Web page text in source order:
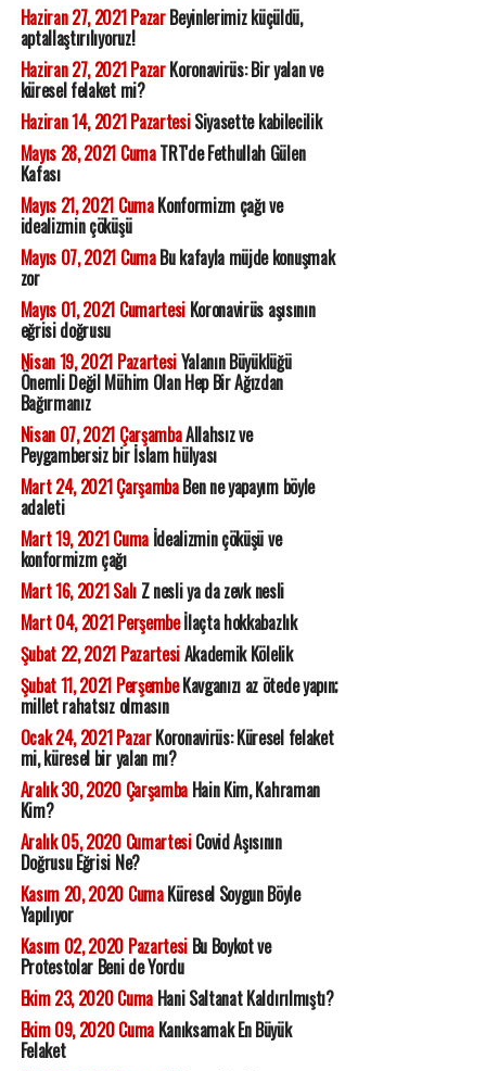
Haziran 27, 2021 PazarBeyinlerimiz küçüldü,
aptallaştırılıyoruz!
Haziran 27, 2021 PazarKoronavirüs: Bir yalan ve
küresel felaket mi?
Haziran 14, 2021 PazartesiSiyasette kabilecilik
Mayıs 28, 2021 CumaTRT'de Fethullah Gülen
Kafası
Mayıs 21, 2021 CumaKonformizm çağı ve
idealizmin çöküşü
Mayıs 07, 2021 CumaBu kafayla müjde konuşmak
zor
Mayıs 01, 2021 CumartesiKoronavirüs aşısının
eğrisi doğrusu
Nisan 19, 2021 PazartesiYalanın Büyüklüğü
Önemli Değil Mühim Olan Hep Bir Ağızdan
Bağırmanız
Nisan 07, 2021 ÇarşambaAllahsız ve
Peygambersiz bir İslam hülyası
Mart 24, 2021 ÇarşambaBen ne yapayım böyle
adaleti
Mart 19, 2021 Cumaİdealizmin çöküşü ve
konformizm çağı
Mart 16, 2021 SalıZ nesli ya da zevk nesli
Mart 04, 2021 Perşembeİlaçta hokkabazlık
Şubat 22, 2021 PazartesiAkademik Kölelik
Şubat 11, 2021 PerşembeKavganızı az ötede yapın;
millet rahatsız olmasın
Ocak 24, 2021 PazarKoronavirüs: Küresel felaket
mi, küresel bir yalan mı?
Aralık 30, 2020 ÇarşambaHain Kim, Kahraman
Kim?
Aralık 05, 2020 CumartesiCovid Aşısının
Doğrusu Eğrisi Ne?
Kasım 20, 2020 CumaKüresel Soygun Böyle
Yapılıyor
Kasım 02, 2020 PazartesiBu Boykot ve
Protestolar Beni de Yordu
Ekim 23, 2020 CumaHani Saltanat Kaldırılmıştı?
Ekim 09, 2020 CumaKanıksamak En Büyük
Felaket